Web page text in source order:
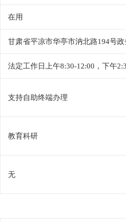
在用
甘肃省平凉市华亭市汭北路194号
法定工作日上午8:30-12:00，下午
支持自助终端办理
教育科研
无